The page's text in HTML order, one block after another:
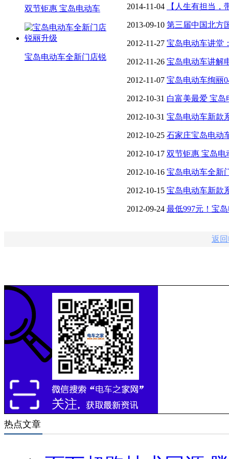
双节钜惠 宝岛电动车
宝岛电动车全新门店锐
2014-11-04 【人生有担当
前进方式！
2013-09-10 第三届中国北方
动车创意登场
2012-11-27 宝岛电动车讲堂
2012-11-26 宝岛电动车讲解
2012-11-07 宝岛电动车绚丽
2012-10-31 白富美最爱 宝
2012-10-31 宝岛电动车新
2012-10-25 石家庄宝岛电动
2012-10-17 双节钜惠 宝岛电
2012-10-16 宝岛电动车全新
2012-10-15 宝岛电动车新款
2012-09-24 最低997元！宝
返
热点文章